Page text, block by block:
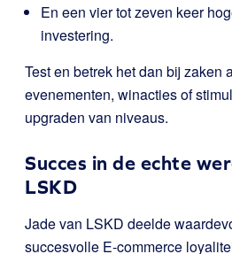
En een vier tot zeven keer
investering.
Test en betrek het dan bij zaken
evenementen, winacties of
upgraden van niveaus.
Succes in de echte
LSKD
Jade van LSKD deelde
succesvolle E-commerce